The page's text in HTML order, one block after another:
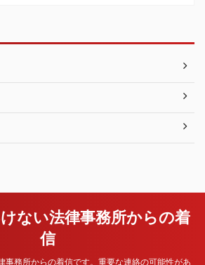
ない法律事務所からの着
信
事務所からの着信です。重要な連絡の可能性があ